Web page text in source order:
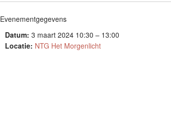
Evenementgegevens
Datum: 3 maart 2024 10:30 – 13:00
Locatie: NTG Het Morgenlicht